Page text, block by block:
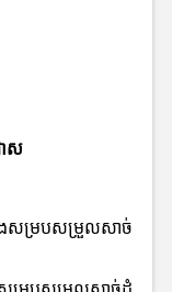
ាស
ងសម្របសម្រួលសាច់